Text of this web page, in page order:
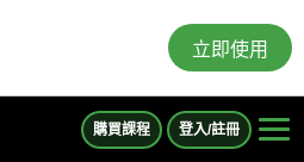
立即使用
購買課程 登入/註冊